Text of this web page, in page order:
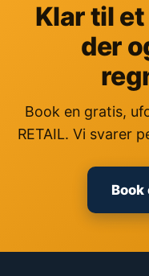
Klar til
der
Book en gratis,
RETAIL. Vi svarer